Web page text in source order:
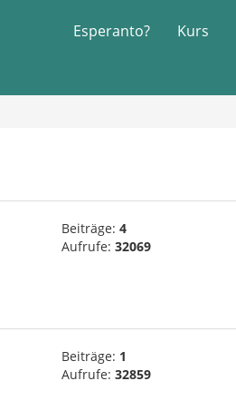
Esperanto? Kurs
Beiträge: 4
Aufrufe: 32069
Beiträge: 1
Aufrufe: 32859